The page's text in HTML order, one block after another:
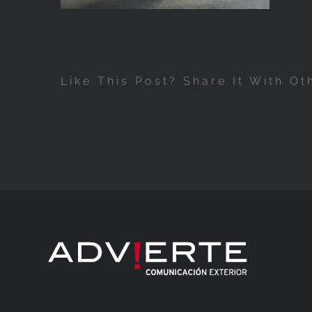
Like This Post? Share It With